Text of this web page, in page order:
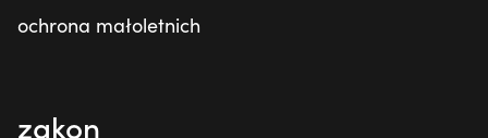
ochrona małoletnich
zakon